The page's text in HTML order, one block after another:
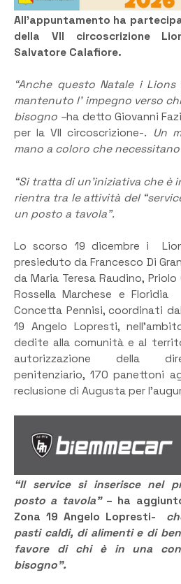
All’appuntamento ha
della VII circoscrizione
Salvatore Calafiore.
“Anche questo Natale i
mantenuto l’ impegno verso
bisogno –ha detto Giovanni
per la VII circoscrizione-. Un
mano a coloro che
“Si tratta di un’iniziativa che è
rientra tra le attività del
un posto a tavola”.
Lo scorso 19 dicembre i
presieduto da Francesco Di
da Maria Teresa Raudino,
Rossella Marchese e
Concetta Pennisi, coordinati
19 Angelo Lopresti,
dedite alla comunità e al
autorizzazione della
penitenziario, 170 panettoni
reclusione di Augusta per
“Il service si inserisce nel
posto a tavola”– ha
Zona 19 Angelo Lopresti-
pasti caldi, di alimenti e di
favore di chi è in una
bisogno”.